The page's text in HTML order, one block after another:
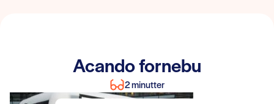
Acando fornebu
2 minutter